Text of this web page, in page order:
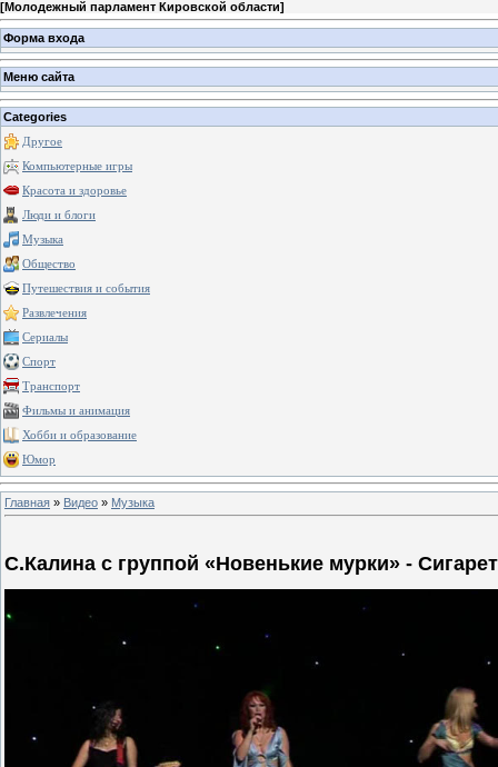
[Молодежный парламент Кировской области]
Форма входа
Меню сайта
Categories
Другое
Компьютерные игры
Красота и здоровье
Люди и блоги
Музыка
Общество
Путешествия и события
Развлечения
Сериалы
Спорт
Транспорт
Фильмы и анимация
Хобби и образование
Юмор
Главная » Видео » Музыка
С.Калина с группой «Новенькие мурки» -